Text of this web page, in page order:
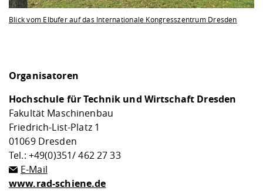
Blick vom Elbufer auf das Internationale Kongresszentrum Dresden
Organisatoren
Hochschule für Technik und Wirtschaft Dresden
Fakultät Maschinenbau
Friedrich-List-Platz 1
01069 Dresden
Tel.: +49(0)351/ 462 27 33
E-Mail
www.rad-schiene.de